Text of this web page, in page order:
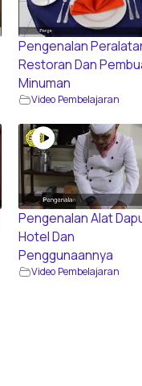
Pengenalan
Restoran Dan
Minuman
Video Pembelajaran
Pengenalan Alat
Hotel Dan
Penggunaannya
Video Pembelajaran